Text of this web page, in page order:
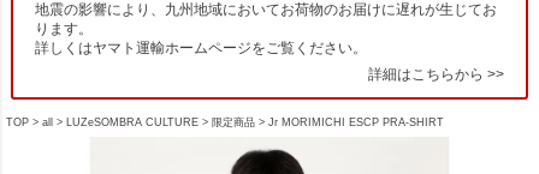
地震の影響により、九州地域においてお荷物のお届けに遅れが生じてお
ります。
詳しくはヤマト運輸ホームページをご覧ください。
詳細はこちらから >>
TOP all LUZeSOMBRA CULTURE 限定商品 Jr MORIMICHI ESCP PRA-SHIRT